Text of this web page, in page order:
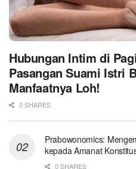
Hubungan Intim di
Pasangan Suami Istri
Manfaatnya Loh!
0 SHARES
Prabowonomics:
kepada Amanat
0 SHARES